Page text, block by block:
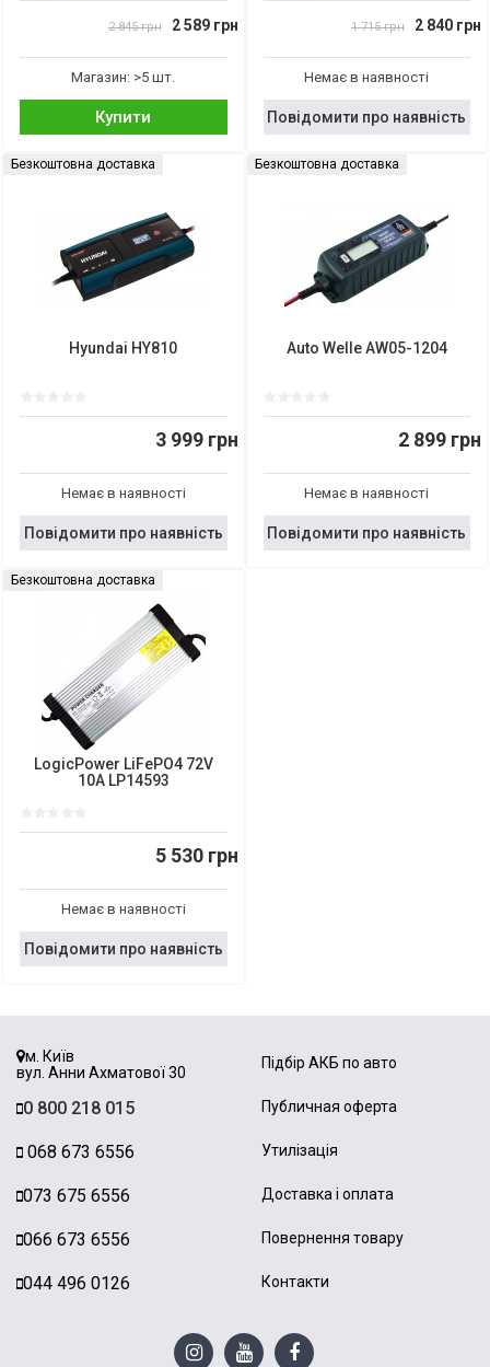
2 845 грн 2 589 грн
Магазин: >5 шт.
Купити
1 715 грн 2 840 грн
Немає в наявності
Повідомити про наявність
Безкоштовна доставка
Hyundai HY810
3 999 грн
Немає в наявності
Повідомити про наявність
Безкоштовна доставка
Auto Welle AW05-1204
2 899 грн
Немає в наявності
Повідомити про наявність
Безкоштовна доставка
LogicPower LiFePO4 72V
10A LP14593
5 530 грн
Немає в наявності
Повідомити про наявність
м. Київ
вул. Анни Ахматової 30
0 800 218 015
068 673 6556
073 675 6556
066 673 6556
044 496 0126
Підбір АКБ по авто
Публичная оферта
Утилізація
Доставка і оплата
Повернення товару
Контакти